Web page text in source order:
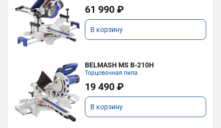
61 990 ₽
В корзину
BELMASH MS B-210H
Торцовочная пила
19 490 ₽
В корзину